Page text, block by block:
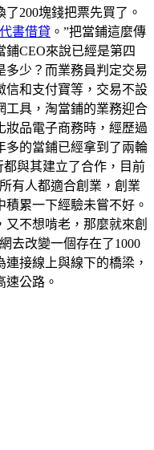
了200塊錢把票先買了。
書借貸 。”把當鋪這麼傳
鋪CEO來說已經是第四
多少？而業務員判定交易
信和支付寶等，交易不設
工具，淘當鋪的業務迎合
妝品電子商務時，經歷過
多的當鋪已經拿到了兩輪
與其建立了合作，目前
有人都適合創業，創業
累一下經驗未嘗不好。
不想啃老，那麼就來創
去改變一個存在了1000
接線上與線下的橋梁，
速公路。